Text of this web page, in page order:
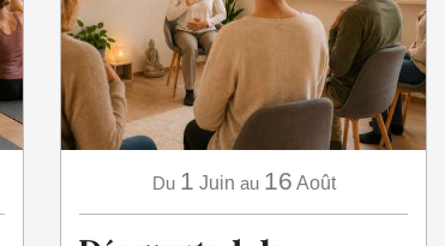
Du 1 Juin au 16 Août